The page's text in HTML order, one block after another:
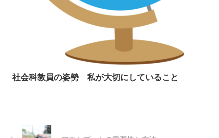
社会科教員の姿勢 私が大切にしていること